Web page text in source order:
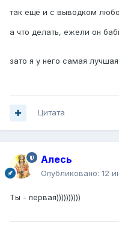
так ещё и с выводком
а что делать, ежели он
зато я у него самая
Цитата
Алесь
Опубликовано: 12
Ты - первая))))))))))